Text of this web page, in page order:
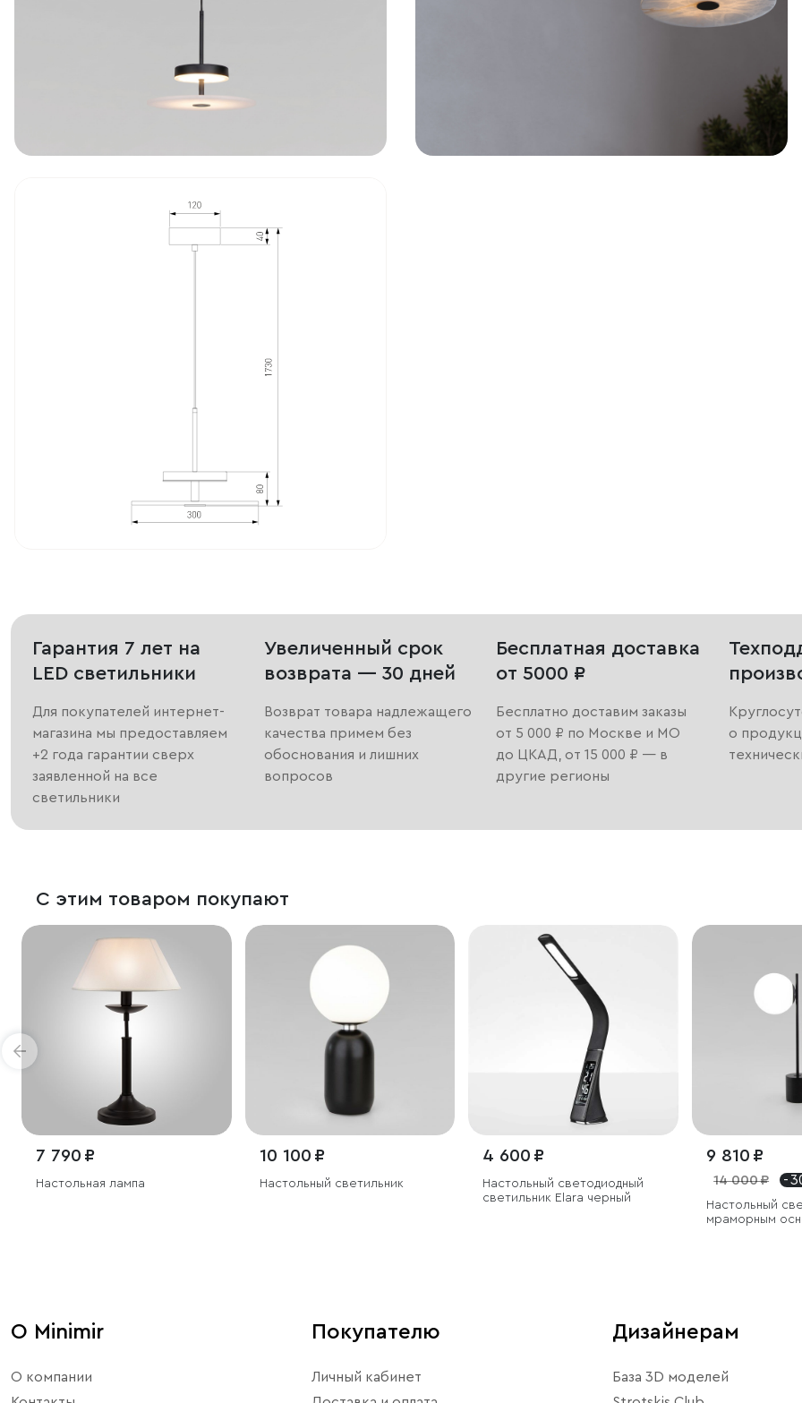
Гарантия 7 лет на
LED светильники
Для покупателей интернет-
магазина мы предоставляем
+2 года гарантии сверх
заявленной на все
светильники
Увеличенный срок
возврата — 30 дней
Возврат товара надлежащего
качества примем без
обоснования и лишних
вопросов
Бесплатная доставка
от 5000 ₽
Бесплатно доставим заказы
от 5 000 ₽ по Москве и МО
до ЦКАД, от 15 000 ₽ — в
другие регионы
о
С этим товаром покупают
7 790 ₽
Настольная лампа
10 100 ₽
Настольный светильник
4 600 ₽
Настольный светодиодный
светильник Elara черный
9 810 ₽
14 000 ₽ -
Настольный
мраморным
О Minimir
О компании
Покупателю
Личный кабинет
Дизайнерам
База 3D моделей